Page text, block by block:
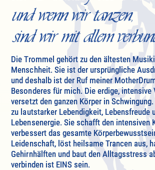
Die Trommel gehört zu den ältesten
Menschheit. Sie ist der ursprüngliche
und deshalb ist der Ruf meiner
Besonderes für mich. Die erdige, intensive
versetzt den ganzen Körper in
zu lautstarker Lebendigkeit, Lebensfreude
Lebensenergie. Sie schafft den intensiven
verbessert das gesamte
Leidenschaft, löst heilsame Trancen aus,
Gehirnhälften und baut den Alltagsstress
verbinden ist EINS sein.